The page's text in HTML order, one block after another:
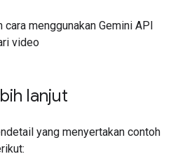
cara menggunakan Gemini API
video
lanjut
yang menyertakan contoh